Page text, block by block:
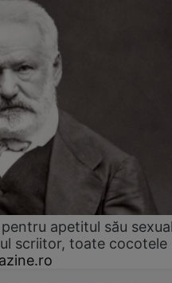
apetitul său
scriitor, toate cocotele